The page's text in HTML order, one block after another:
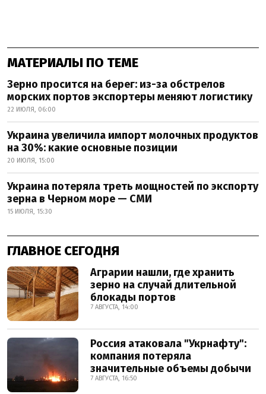
МАТЕРИАЛЫ ПО ТЕМЕ
Зерно просится на берег: из-за обстрелов
морских портов экспортеры меняют логистику
22 ИЮЛЯ, 06:00
Украина увеличила импорт молочных продуктов
на 30%: какие основные позиции
20 ИЮЛЯ, 15:00
Украина потеряла треть мощностей по экспорту
зерна в Черном море — СМИ
15 ИЮЛЯ, 15:30
ГЛАВНОЕ СЕГОДНЯ
Аграрии нашли, где хранить
зерно на случай длительной
блокады портов
7 АВГУСТА, 14:00
Россия атаковала "Укрнафту":
компания потеряла
значительные объемы добычи
7 АВГУСТА, 16:50